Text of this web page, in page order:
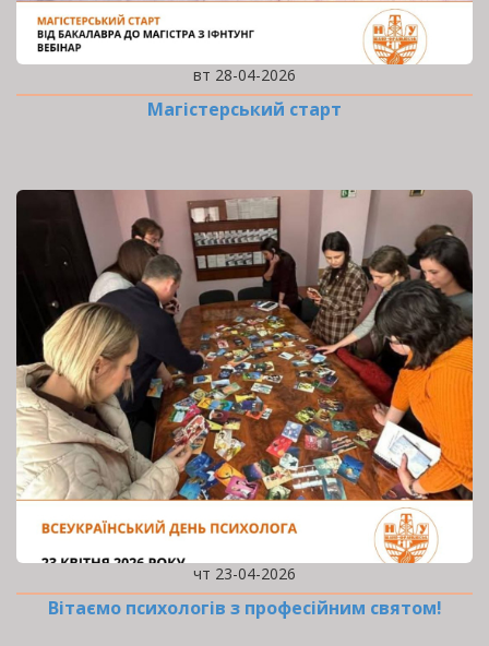
вт 28-04-2026
Магістерський старт
чт 23-04-2026
Вітаємо психологів з професійним святом!